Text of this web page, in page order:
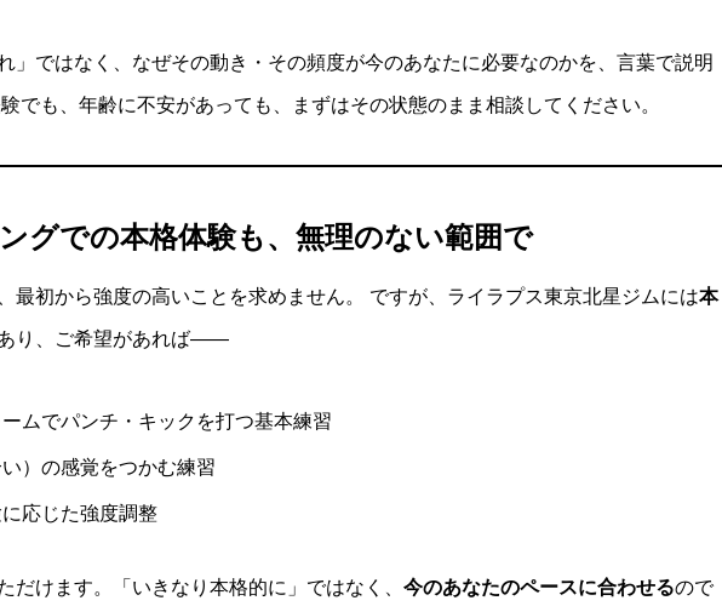
」ではなく、なぜその動き・その頻度が今のあなたに必要なのかを、言葉で説明
でも、年齢に不安があっても、まずはその状態のまま相談してください。
グでの本格体験も、無理のない範囲で
最初から強度の高いことを求めません。 ですが、ライラプス東京北星ジムには本
り、ご希望があれば——
ムでパンチ・キックを打つ基本練習
）の感覚をつかむ練習
応じた強度調整
けます。「いきなり本格的に」ではなく、 今のあなたのペースに合わせるので